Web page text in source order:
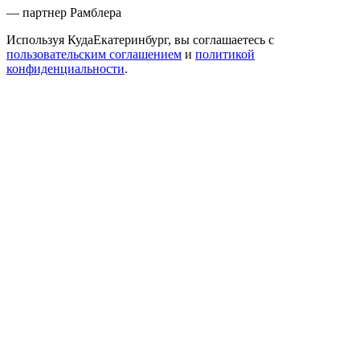
— партнер Рамблера
Используя КудаЕкатеринбург, вы соглашаетесь с
пользовательским соглашением и политикой
конфиденциальности.